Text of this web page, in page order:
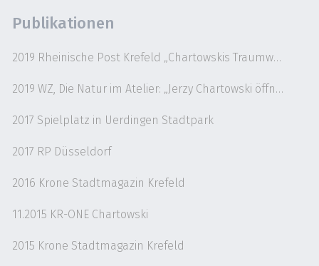
Publikationen
2019 Rheinische Post Krefeld „Chartowskis Traumwelten in Uerdingen“
2019 WZ, Die Natur im Atelier: „Jerzy Chartowski öffnet seine Werkstatt“
2017 Spielplatz in Uerdingen Stadtpark
2017 RP Düsseldorf
2016 Krone Stadtmagazin Krefeld
11.2015 KR-ONE Chartowski
2015 Krone Stadtmagazin Krefeld